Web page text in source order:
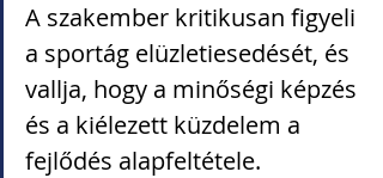
A szakember kritikusan figyeli
a sportág elüzletiesedését, és
vallja, hogy a minőségi képzés
és a kiélezett küzdelem a
fejlődés alapfeltétele.